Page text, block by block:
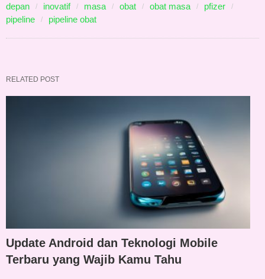
depan inovatif masa obat obat masa
pfizer
pipeline
pipeline obat
RELATED POST
Update Android dan Teknologi Mobile
Terbaru yang Wajib Kamu Tahu